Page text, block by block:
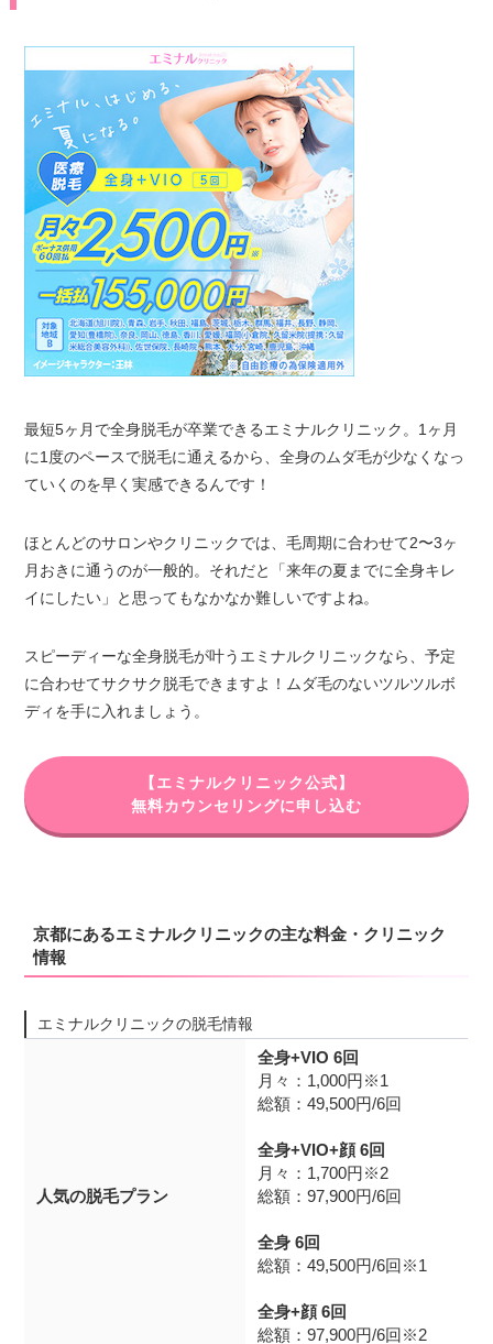
最短5ヶ月で全身脱毛が卒業できるエミナルクリニック。1ヶ月
に1度のペースで脱毛に通えるから、全身のムダ毛が少なくなっ
ていくのを早く実感できるんです！
ほとんどのサロンやクリニックでは、毛周期に合わせて2〜3ヶ
月おきに通うのが一般的。それだと「来年の夏までに全身キレ
イにしたい」と思ってもなかなか難しいですよね。
スピーディーな全身脱毛が叶うエミナルクリニックなら、予定
に合わせてサクサク脱毛できますよ！ムダ毛のないツルツルボ
ディを手に入れましょう。
【エミナルクリニック公式】
無料カウンセリングに申し込む
京都にあるエミナルクリニックの主な料金・クリニック
情報
エミナルクリニックの脱毛情報
人気の脱毛プラン
全身+VIO 6回
月々：1,000円※1
総額：49,500円/6回
全身+VIO+顔 6回
月々：1,700円※2
総額：97,900円/6回
全身 6回
総額：49,500円/6回※1
全身+顔 6回
総額：97,900円/6回※2